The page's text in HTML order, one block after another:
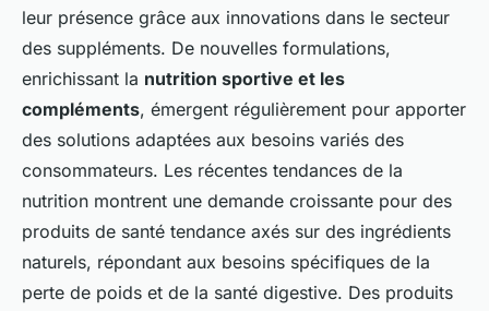
leur présence grâce aux innovations dans le secteur
des suppléments. De nouvelles formulations,
enrichissant la nutrition sportive et les
compléments, émergent régulièrement pour apporter
des solutions adaptées aux besoins variés des
consommateurs. Les récentes tendances de la
nutrition montrent une demande croissante pour des
produits de santé tendance axés sur des ingrédients
naturels, répondant aux besoins spécifiques de la
perte de poids et de la santé digestive. Des produits